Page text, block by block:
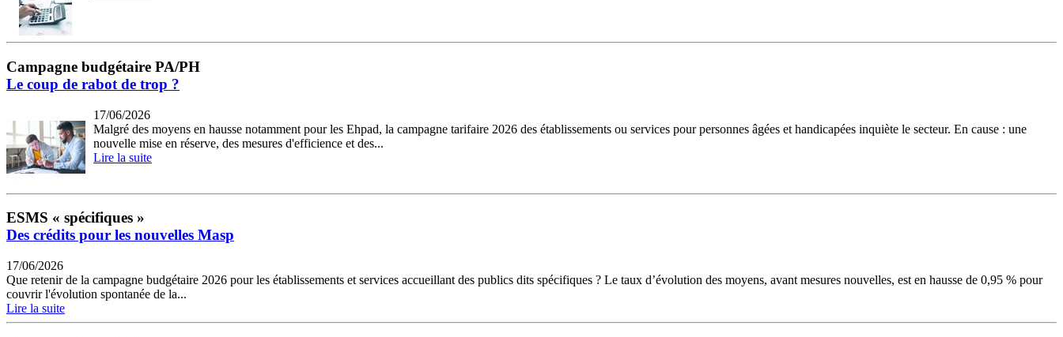
Campagne budgétaire PA/PH
Le coup de rabot de trop ?
17/06/2026
Malgré des moyens en hausse notamment pour les Ehpad, la campagne tarifaire 2026 des établissements ou services pour personnes âgées et handicapées inquiète le secteur. En cause : une
nouvelle mise en réserve, des mesures d'efficience et des...
Lire la suite
ESMS « spécifiques »
Des crédits pour les nouvelles Masp
17/06/2026
Que retenir de la campagne budgétaire 2026 pour les établissements et services accueillant des publics dits spécifiques ? Le taux d’évolution des moyens, avant mesures nouvelles, est en hausse de 0,95 % pour
couvrir l'évolution spontanée de la...
Lire la suite